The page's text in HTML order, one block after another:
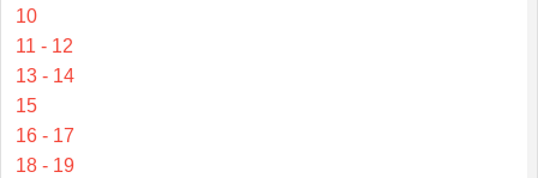
10
11 - 12
13 - 14
15
16 - 17
18 - 19